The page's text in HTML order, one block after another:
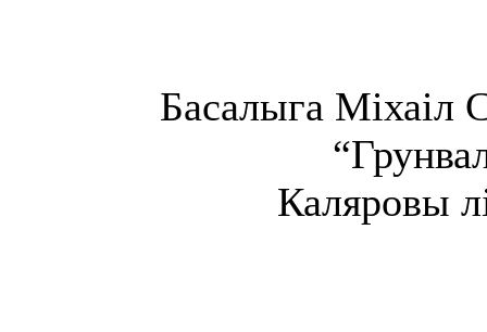
Басалыга Міхаіл
Каляровы